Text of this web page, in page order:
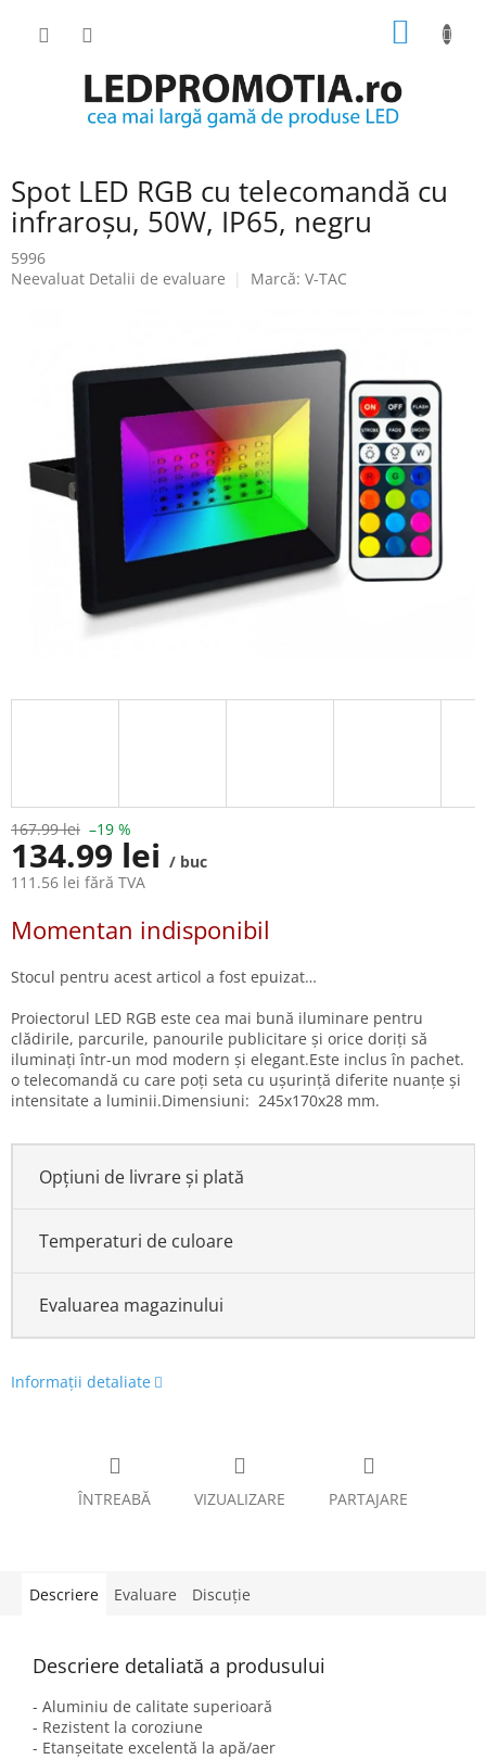
COŞ
Spot LED RGB cu telecomandă cu
infraroșu, 50W, IP65, negru
5996
Evaluarea
Neevaluat Detalii de evaluare Marcă: V-TAC
167.99 lei –19 %
134.99 lei / buc
111.56 lei fără TVA
preţ:
Momentan indisponibil
Stocul pentru acest articol a fost epuizat…
Proiectorul LED RGB este cea mai bună iluminare pentru
clădirile, parcurile, panourile publicitare și orice doriți să
iluminați într-un mod modern și elegant.Este inclus în pachet.
o telecomandă cu care poți seta cu ușurință diferite nuanțe și
intensitate a luminii.Dimensiuni: 245x170x28 mm.
Opțiuni de livrare și plată
Temperaturi de culoare
Evaluarea magazinului
Informaţii detaliate
ÎNTREABĂ VIZUALIZARE PARTAJARE
Descriere Evaluare Discuţie
Descriere detaliată a produsului
- Aluminiu de calitate superioară
- Rezistent la coroziune
- Etanșeitate excelentă la apă/aer